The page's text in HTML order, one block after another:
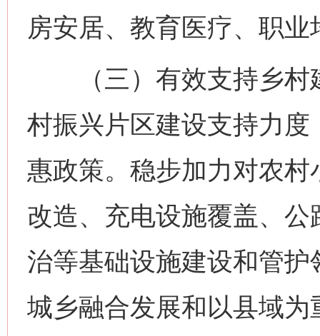
房安居、教育医疗、职
（三）有效支持乡村
村振兴片区建设支持力
惠政策。稳步加力对农
改造、充电设施覆盖、
治等基础设施建设和管
城乡融合发展和以县域